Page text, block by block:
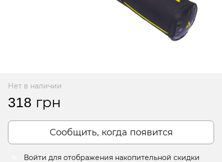
Нет в наличии
318 грн
Сообщить, когда появится
Войти для отображения накопительной скидки